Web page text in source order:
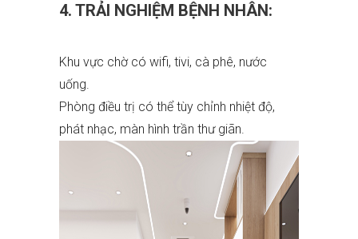
4. TRẢI NGHIỆM BỆNH NHÂN:
Khu vực chờ có wifi, tivi, cà phê, nước
uống.
Phòng điều trị có thể tùy chỉnh nhiệt độ,
phát nhạc, màn hình trần thư giãn.